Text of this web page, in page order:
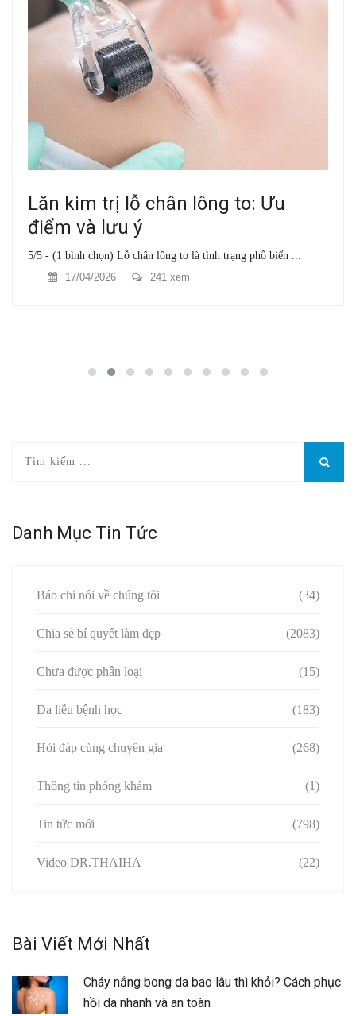
Lăn kim trị lỗ chân lông to: Ưu
điểm và lưu ý
5/5 - (1 bình chọn) Lỗ chân lông to là tình trạng phổ biến ...
17/04/2026
241 xem
Danh Mục Tin Tức
Báo chí nói về chúng tôi (34)
Chia sẻ bí quyết làm đẹp (2083)
Chưa được phân loại (15)
Da liễu bệnh học (183)
Hỏi đáp cùng chuyên gia (268)
Thông tin phòng khám (1)
Tin tức mới (798)
Video DR.THAIHA (22)
Bài Viết Mới Nhất
Cháy nắng bong da bao lâu thì khỏi? Cách phục
hồi da nhanh và an toàn